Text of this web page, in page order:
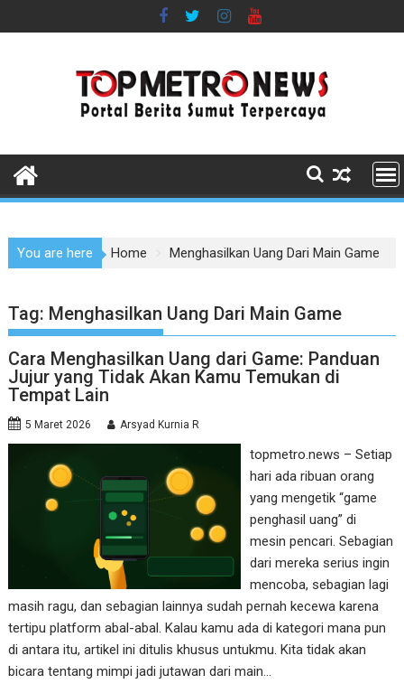
to
You are here Home Menghasilkan Uang Dari Main Game
Tag: Menghasilkan Uang Dari Main Game
Cara Menghasilkan Uang dari Game: Panduan
Jujur yang Tidak Akan Kamu Temukan di
Tempat Lain
5 Maret 2026 Arsyad Kurnia R
topmetro.news – Setiap
hari ada ribuan orang
yang mengetik “game
penghasil uang” di
mesin pencari. Sebagian
dari mereka serius ingin
mencoba, sebagian lagi
masih ragu, dan sebagian lainnya sudah pernah kecewa karena
tertipu platform abal-abal. Kalau kamu ada di kategori mana pun
di antara itu, artikel ini ditulis khusus untukmu. Kita tidak akan
bicara tentang mimpi jadi jutawan dari main…